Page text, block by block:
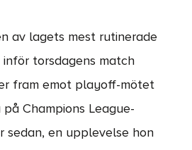
av lagets mest rutinerade
torsdagens match
fram emot playoff-mötet
Champions League-
en upplevelse hon